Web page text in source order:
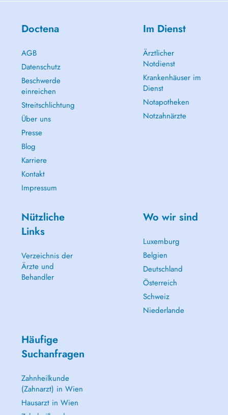
Doctena
AGB
Datenschutz
Beschwerde
einreichen
Streitschlichtung
Über uns
Presse
Blog
Karriere
Kontakt
Impressum
Im Dienst
Ärztlicher
Notdienst
Krankenhäuser im
Dienst
Notapotheken
Notzahnärzte
Nützliche
Links
Verzeichnis der
Ärzte und
Behandler
Wo wir sind
Luxemburg
Belgien
Deutschland
Österreich
Schweiz
Niederlande
Häufige
Suchanfragen
Zahnheilkunde
(Zahnarzt) in Wien
Hausarzt in Wien